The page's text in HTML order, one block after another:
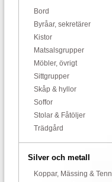
Bord
Byråar, sekretärer
Kistor
Matsalsgrupper
Möbler, övrigt
Sittgrupper
Skåp & hyllor
Soffor
Stolar & Fåtöljer
Trädgård
Silver och metall
Koppar, Mässing & Tenn